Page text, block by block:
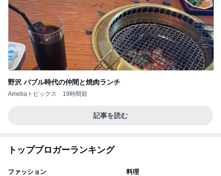
野沢 バブル時代の仲間と焼肉ランチ
Amebaトピックス 19時間前
記事を読む
トップブロガーランキング
ファッション 料理